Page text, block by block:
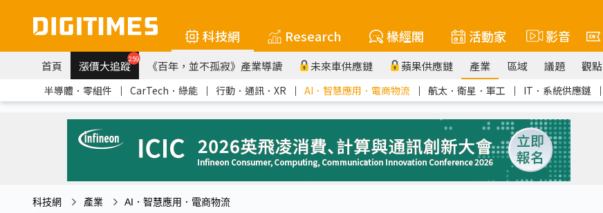
科技網 Research 椽經閣 活動家 影音
首頁 漲價大追蹤259 《百年，並不孤寂》產業導讀 未來車供應鏈 蘋果供應鏈 產業 區域 議題 觀點
半導體．零組件 ｜ CarTech．綠能 ｜ 行動．通訊．XR ｜ AI．智慧應用．電商物流 ｜ 航太．衛星．軍工 ｜ IT．系統供應鏈 ｜
科技網 產業 AI．智慧應用．電商物流